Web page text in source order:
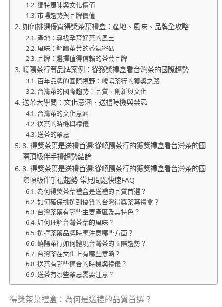
獨特風味與文化價值
市場趨勢與品牌價值
如何挑選優質得獎茶葉禮盒：產地、風味、品牌全攻略
產地：尋找孕育好茶的風土
風味：解讀茶葉的香氣密碼
品牌：選擇值得信賴的茶葉品牌
嶢陽茶行等品牌案例：從獲獎禮盒看台灣茶的國際趨勢
百年品牌的國際視野：嶢陽茶行的獲獎之路
台灣茶的國際趨勢：品質、創新與文化
送茶大學問：文化意涵、送禮時機與禁忌
台灣茶的文化意涵
送茶的時機與禮儀
送茶的禁忌
8. 得獎茶葉是送禮首選:從嶢陽茶行的獲獎禮盒看台灣茶的國
際頂級伴手禮趨勢結論
8. 得獎茶葉是送禮首選:從嶢陽茶行的獲獎禮盒看台灣茶的國
際頂級伴手禮趨勢 常見問題快速FAQ
為何得獎茶葉禮盒是送禮的品質首選？
如何確保挑選到優質的台灣得獎茶葉禮盒？
台灣茶葉有哪些主要產區及其特色？
如何理解台灣茶葉的風味？
選擇茶葉品牌時應注意哪些方面？
嶢陽茶行如何體現台灣茶的國際趨勢？
台灣茶在文化上有哪些意涵？
送茶有哪些適合的時機與禮儀？
送茶有哪些禁忌需要注意？
得獎茶葉禮盒：為何是送禮的品質首選？